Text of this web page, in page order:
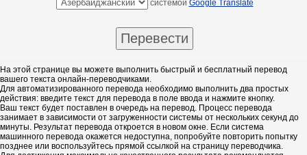
системой Google Translate
На этой странице вы можете выполнить быстрый и бесплатный перевод
вашего текста онлайн-переводчиками.
Для автоматизированного перевода необходимо выполнить два простых
действия: введите текст для перевода в поле ввода и нажмите кнопку.
Ваш текст будет поставлен в очередь на перевод. Процесс перевода
занимает в зависимости от загруженности системы от нескольких секунд до
минуты. Результат перевода откроется в новом окне. Если система
машинного перевода окажется недоступна, попробуйте повторить попытку
позднее или воспользуйтесь прямой ссылкой на страницу переводчика.